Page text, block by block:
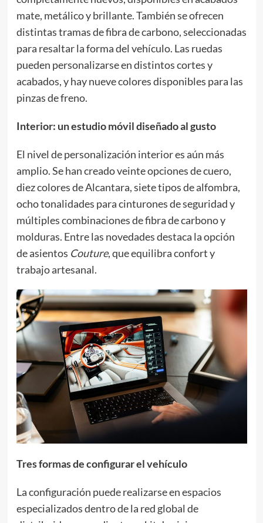
mate, metálico y brillante. También se ofrecen
distintas tramas de fibra de carbono, seleccionadas
para resaltar la forma del vehículo. Las ruedas
pueden personalizarse en distintos cortes y
acabados, y hay nueve colores disponibles para las
pinzas de freno.
Interior: un estudio móvil diseñado al gusto
El nivel de personalización interior es aún más
amplio. Se han creado veinte opciones de cuero,
diez colores de Alcantara, siete tipos de alfombra,
ocho tonalidades para cinturones de seguridad y
múltiples combinaciones de fibra de carbono y
molduras. Entre las novedades destaca la opción
de asientos Couture, que equilibra confort y
trabajo artesanal.
Tres formas de configurar el vehículo
La configuración puede realizarse en espacios
especializados dentro de la red global de